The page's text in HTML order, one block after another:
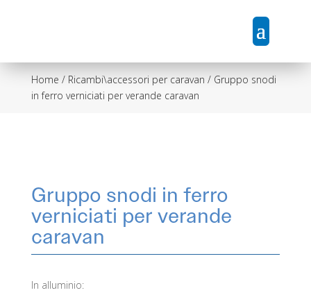
Home / Ricambi\accessori per caravan / Gruppo snodi
in ferro verniciati per verande caravan
Gruppo snodi in ferro
verniciati per verande
caravan
In alluminio: